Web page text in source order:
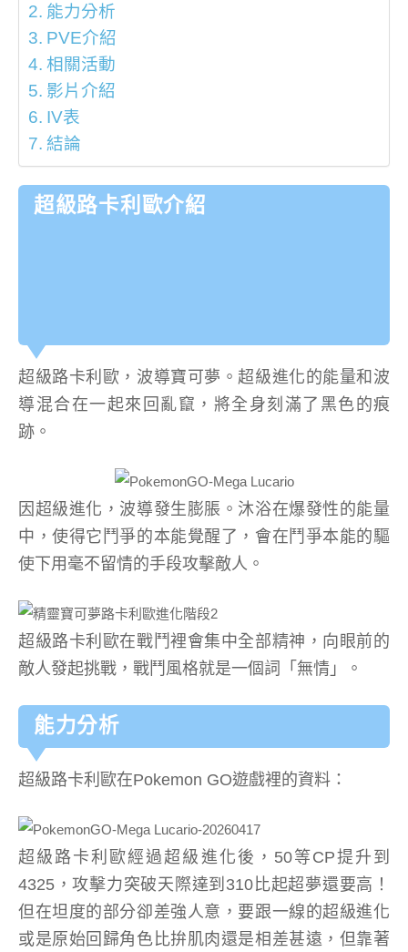
能力分析
PVE介紹
相關活動
影片介紹
IV表
結論
超級路卡利歐介紹
超級路卡利歐，波導寶可夢。超級進化的能量和波
導混合在一起來回亂竄，將全身刻滿了黑色的痕
跡。
因超級進化，波導發生膨脹。沐浴在爆發性的能量
中，使得它鬥爭的本能覺醒了，會在鬥爭本能的驅
使下用毫不留情的手段攻擊敵人。
超級路卡利歐在戰鬥裡會集中全部精神，向眼前的
敵人發起挑戰，戰鬥風格就是一個詞「無情」。
能力分析
超級路卡利歐在Pokemon GO遊戲裡的資料：
超級路卡利歐經過超級進化後，50等CP提升到
4325，攻擊力突破天際達到310比起超夢還要高！
但在坦度的部分卻差強人意，要跟一線的超級進化
或是原始回歸角色比拚肌肉還是相差甚遠，但靠著